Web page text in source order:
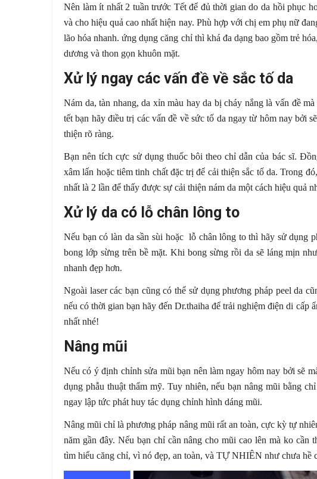
Nên làm ít nhất 2 tuần trước Tết để đủ thời gian do da hồi phục
và cho hiệu quả cao nhất hiện nay. Phù hợp với chị em phụ nữ
lão hóa nhanh. ứng dụng căng chỉ thì khá đa dạng bao gồm trẻ
dương và thon gọn khuôn mặt.
Xử lý ngay các vấn đề về sắc tố da
Nám da, tàn nhang, da xỉn màu hay da bị cháy nắng là vấn đề
tết bạn hãy điều trị các vấn đề về sức tố da ngay từ hôm nay bởi
thiện rõ ràng.
Bạn nên tích cực sử dụng thuốc bôi theo chỉ dẫn của bác sĩ.
xâm lấn hoặc tiêm tinh chất đặc trị để cải thiện sắc tố da. Trong
nhất là 2 lần để thấy được sự cải thiện nám da một cách hiệu quả
Xử lý da có lỗ chân lông to
Nếu bạn có làn da sần sùi hoặc lỗ chân lông to thì hãy sử dụng
bong lớp sừng trên bề mặt. Khi bong sừng rồi da sẽ láng mịn
nhanh đẹp hơn.
Ngoài laser các bạn cũng có thể sử dụng phương pháp peel da
nếu có thời gian bạn hãy đến Dr.thaiha để trải nghiệm điện di cấp
nhất nhé!
Nâng mũi
Nếu có ý định chỉnh sửa mũi bạn nên làm ngay hôm nay bởi sẽ
dụng phẫu thuật thẩm mỹ. Tuy nhiên, nếu bạn nâng mũi bằng
ngay lập tức phát huy tác dụng chỉnh hình dáng mũi.
Nâng mũi chỉ là phương pháp nâng mũi rất an toàn, cực kỳ tự
năm gần đây. Nếu bạn chỉ cần nâng cho mũi cao lên mà ko cần
tìm hiểu căng chỉ, vì nó đẹp, an toàn, và TỰ NHIÊN như chưa hề